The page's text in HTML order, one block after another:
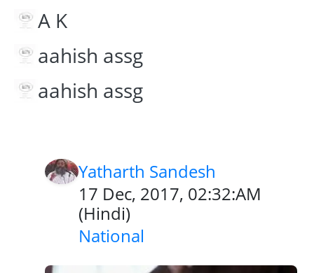
Yatharth Sandesh
17 Dec, 2017, 02:32:AM
(Hindi)
National
A K
aahish assg
aahish assg